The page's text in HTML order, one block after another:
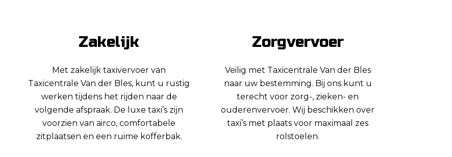
Zakelijk
Met zakelijk taxivervoer van
Taxicentrale Van der Bles, kunt u rustig
werken tijdens het rijden naar de
volgende afspraak. De luxe taxi’s zijn
voorzien van airco, comfortabele
zitplaatsen en een ruime kofferbak.
Zorgvervoer
Veilig met Taxicentrale Van der Bles
naar uw bestemming. Bij ons kunt u
terecht voor zorg-, zieken- en
ouderenvervoer. Wij beschikken over
taxi’s met plaats voor maximaal zes
rolstoelen.